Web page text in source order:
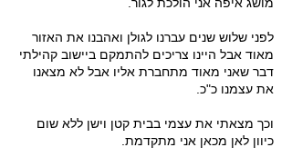
לפני שלוש שנים עברנו לגולן ואהבנו את האזור
מאוד אבל היינו צריכים להתמקם ביישוב קהילתי
דבר שאני מאוד מתחברת אליו אבל לא מצאנו
את עצמנו כ"כ.
וכך מצאתי את עצמי בבית קטן וישן ללא שום
כיוון לאן מכאן אני מתקדמת.